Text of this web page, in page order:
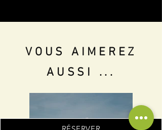
VOUS AIMEREZ
AUSSI ...